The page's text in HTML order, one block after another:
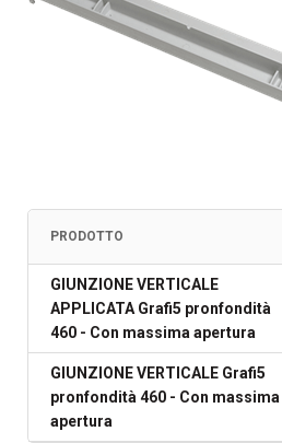
PRODOTTO
GIUNZIONE VERTICALE
APPLICATA Grafi5 pronfondità
460 - Con massima apertura
GIUNZIONE VERTICALE Grafi5
pronfondità 460 - Con massima
apertura